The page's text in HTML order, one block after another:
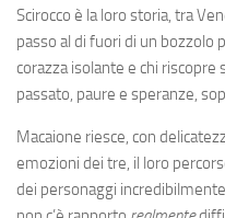
Scirocco è la loro storia, tra
passo al di fuori di un
corazza isolante e chi
passato, paure e speranze,
Macaione riesce, con
emozioni dei tre, il loro
dei personaggi